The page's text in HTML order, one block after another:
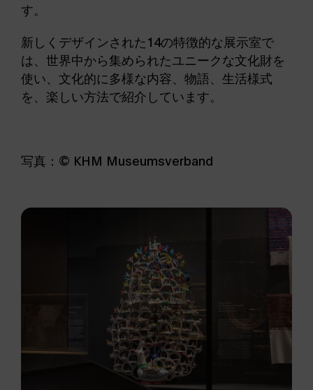
す。
新しくデザインされた14の特徴的な展示室で
は、世界中から集められたユニークな文化財を
使い、文化的に多様な内容、物語、生活様式
を、楽しい方法で紹介しています。
写真：© KHM Museumsverband